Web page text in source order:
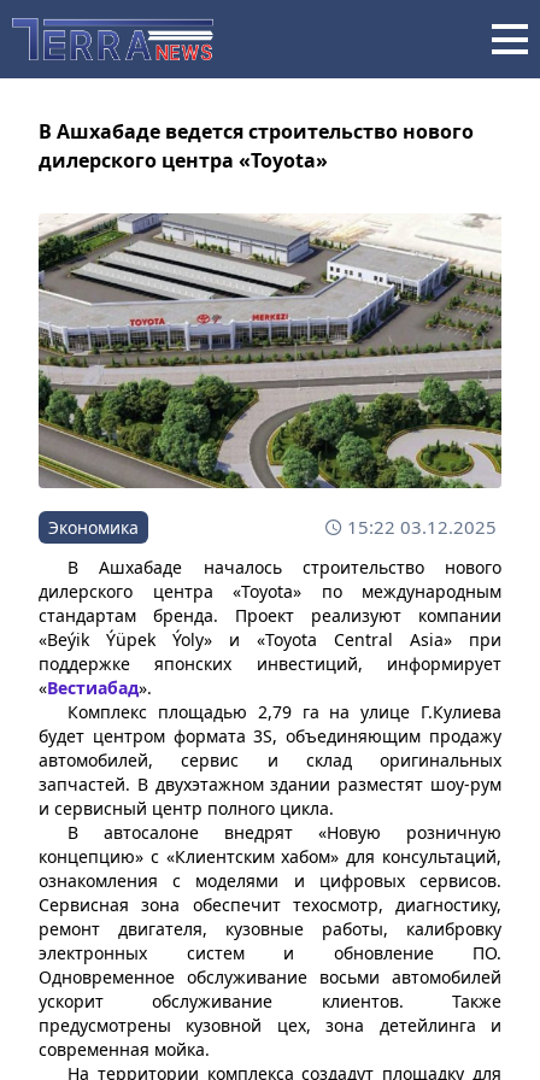
В Ашхабаде ведется строительство нового
дилерского центра «Toyota»
Экономика 15:22 03.12.2025
В Ашхабаде началось строительство нового
дилерского центра «Toyota» по международным
стандартам бренда. Проект реализуют компании
«Beýik Ýüpek Ýoly» и «Toyota Central Asia» при
поддержке японских инвестиций, информирует
«Вестиабад».
Комплекс площадью 2,79 га на улице Г.Кулиева
будет центром формата 3S, объединяющим продажу
автомобилей, сервис и склад оригинальных
запчастей. В двухэтажном здании разместят шоу-рум
и сервисный центр полного цикла.
В автосалоне внедрят «Новую розничную
концепцию» с «Клиентским хабом» для консультаций,
ознакомления с моделями и цифровых сервисов.
Сервисная зона обеспечит техосмотр, диагностику,
ремонт двигателя, кузовные работы, калибровку
электронных систем и обновление ПО.
Одновременное обслуживание восьми автомобилей
ускорит обслуживание клиентов. Также
предусмотрены кузовной цех, зона детейлинга и
современная мойка.
На территории комплекса создадут площадку для